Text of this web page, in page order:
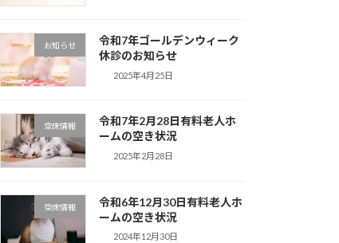
お知らせ
令和7年ゴールデンウィーク
休診のお知らせ
2025年4月25日
空床情報
令和7年2月28日有料老人ホ
ームの空き状況
2025年2月28日
空床情報
令和6年12月30日有料老人ホ
ームの空き状況
2024年12月30日